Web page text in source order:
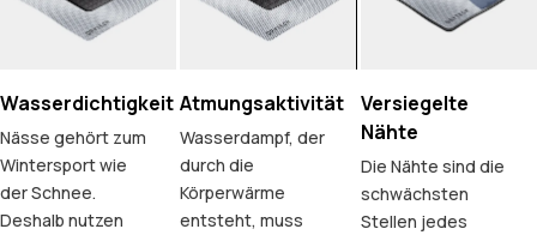
Wasserdichtigkeit
Nässe gehört zum
Wintersport wie
der Schnee.
Deshalb nutzen
Atmungsaktivität
Wasserdampf, der
durch die
Körperwärme
entsteht, muss
Versiegelte
Nähte
Die Nähte sind die
schwächsten
Stellen jedes